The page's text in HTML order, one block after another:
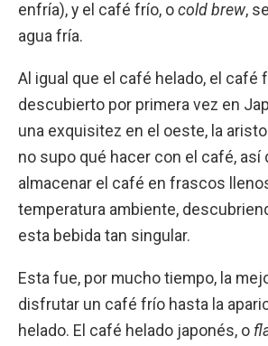
enfría), y el café frío, o cold brew,
agua fría.
Al igual que el café helado, el café
descubierto por primera vez en
una exquisitez en el oeste, la
no supo qué hacer con el café, así
almacenar el café en frascos
temperatura ambiente,
esta bebida tan singular.
Esta fue, por mucho tiempo, la
disfrutar un café frío hasta la
helado. El café helado japonés, o